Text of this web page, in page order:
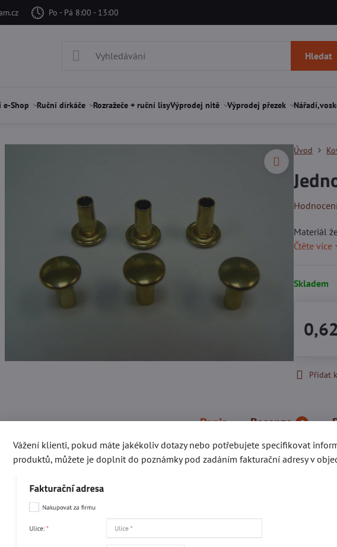
Po - Pá 8:00 - 13:00
Hledat
e-Shop Ruční dírkáče Rozražeče + ruční lisyVýprodej nitě Výprodej přezek
Úvod
Materiál
Čtěte více
Skladem
Přidat
Popis Recenze 0
Více z kategorie
Vážení klienti, pokud máte jakékoliv dotazy nebo potřebujete specifikovat
produktů, můžete je doplnit do poznámky pod zadáním fakturační adresy v